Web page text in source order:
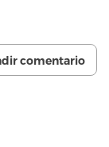
comentario